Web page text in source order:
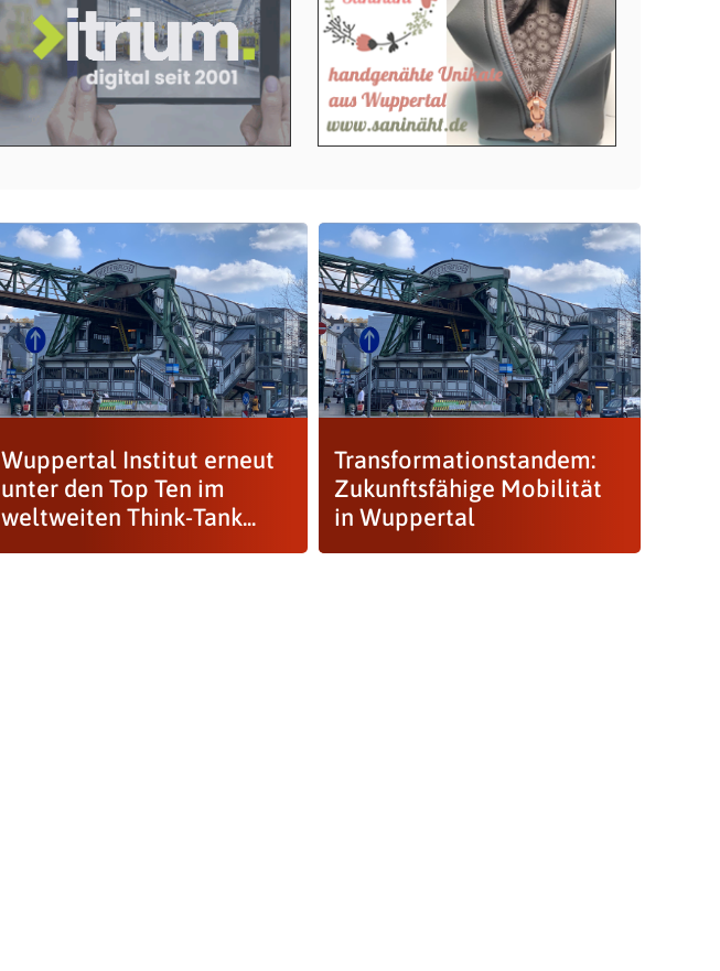
Wuppertal Institut erneut
unter den Top Ten im
weltweiten Think-Tank...
Transformationstandem:
Zukunftsfähige Mobilität
in Wuppertal